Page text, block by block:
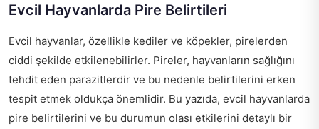
Evcil Hayvanlarda Pire Belirtileri
Evcil hayvanlar, özellikle kediler ve köpekler, pirelerden
ciddi şekilde etkilenebilirler. Pireler, hayvanların sağlığını
tehdit eden parazitlerdir ve bu nedenle belirtilerini erken
tespit etmek oldukça önemlidir. Bu yazıda, evcil hayvanlarda
pire belirtilerini ve bu durumun olası etkilerini detaylı bir